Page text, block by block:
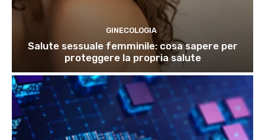
GINECOLOGIA
Salute sessuale femminile: cosa sapere per
proteggere la propria salute